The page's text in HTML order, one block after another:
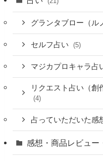
グランタブロー（ル
セルフ占い (5)
マジカプロキャラ占
リクエスト占い（創
(4)
占っていただいた感
感想・商品レビュー